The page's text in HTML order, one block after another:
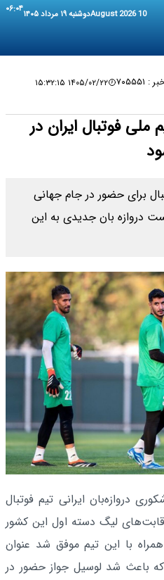
10 August 2026 دوشنبه ۱۹ مرداد ۱۴۰۵ ۰۶:۰۴
: ۷۰۵۵۵۱ ۱۴۰۵/۰۲/۲۲ ۱۵:۳۲:۱۵
ملی فوتبال ایران در
برای حضور در جام جهانی
دروازه بان جدیدی به این
دروازه‌بان ایرانی تیم فوتبال
لیگ دسته اول این کشور
با این تیم موفق شد عنوان
باعث شد لوسیل جواز حضور در